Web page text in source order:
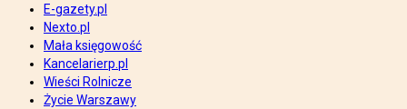
E-gazety.pl
Nexto.pl
Mała księgowość
Kancelarierp.pl
Wieści Rolnicze
Życie Warszawy